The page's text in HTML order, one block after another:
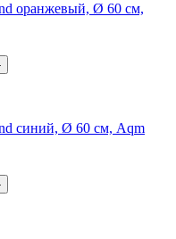
оранжевый, Ø 60 см,
синий, Ø 60 см, Aqm